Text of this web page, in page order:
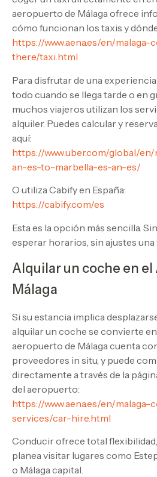
aeropuerto de Málaga ofrece
cómo funcionan los taxis y
https://www.aena.es/en/
there/taxi.html
Para disfrutar de una
todo cuando se llega tarde o en
muchos viajeros utilizan los
alquiler. Puedes calcular y
aquí:
https://www.uber.com/global/
an-es-to-marbella-es-an-es/
O utiliza Cabify en España:
https://cabify.com/es
Esta es la opción más sencilla.
esperar horarios, sin ajustes una
Alquilar un coche en
Málaga
Si su estancia implica
alquilar un coche se convierte
aeropuerto de Málaga cuenta
proveedores in situ, y puede
directamente a través de la
del aeropuerto:
https://www.aena.es/en/
services/car-hire.html
Conducir ofrece total
planea visitar lugares como
o Málaga capital.